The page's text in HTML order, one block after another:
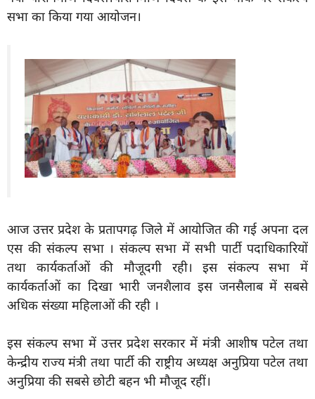
सभा का किया गया आयोजन।
आज उत्तर प्रदेश के प्रतापगढ़ जिले में आयोजित की गई अपना दल
एस की संकल्प सभा । संकल्प सभा में सभी पार्टी पदाधिकारियों
तथा कार्यकर्ताओं की मौजूदगी रही। इस संकल्प सभा में
कार्यकर्ताओं का दिखा भारी जनशैलाव इस जनसैलाब में सबसे
अधिक संख्या महिलाओं की रही ।
इस संकल्प सभा में उत्तर प्रदेश सरकार में मंत्री आशीष पटेल तथा
केन्द्रीय राज्य मंत्री तथा पार्टी की राष्ट्रीय अध्यक्ष अनुप्रिया पटेल तथा
अनुप्रिया की सबसे छोटी बहन भी मौजूद रहीं।